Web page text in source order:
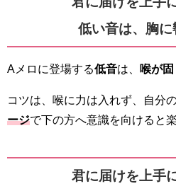
低い音は、胸に
Aメロに登場する低音は、 喉が
コツは、喉に力は入れず、自分
ージで下の方へ意識を向けると
君に届けを上手